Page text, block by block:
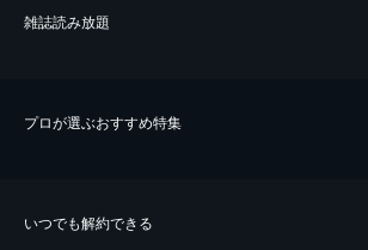
雑誌読み放題
プロが選ぶおすすめ特集
いつでも解約できる